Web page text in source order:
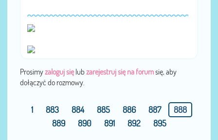
Prosimyzaloguj sięlub zarejestruj się na forumsię, aby
dołączyć do rozmowy.
1 883 884 885 886 887
888
889
890 891 892 895